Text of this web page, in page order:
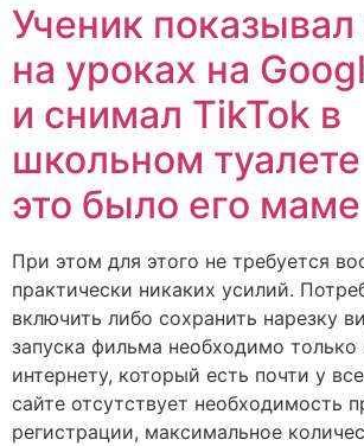
Ученик
на уроках на
и снимал TikTok в
школьном
это было его маме
При этом для этого не требуется
практически никаких усилий.
включить либо сохранить нарезку
запуска фильма необходимо только
интернету, который есть почти у
сайте отсутствует необходимость
регистрации, максимальное